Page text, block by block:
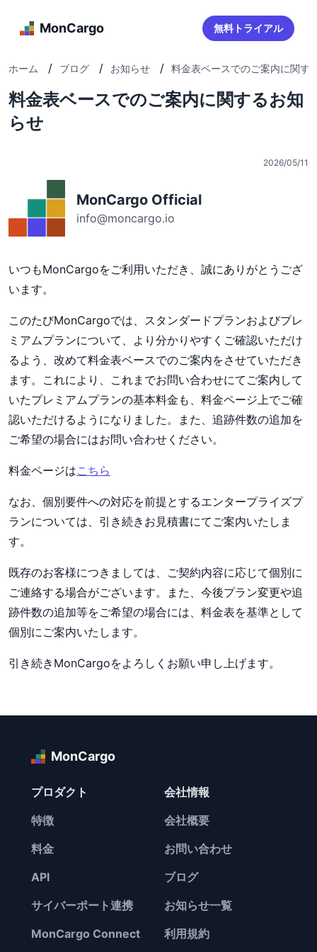
MonCargo 無料トライアル
ホーム / ブログ / お知らせ / 料金表ベースでのご案内に関す
料金表ベースでのご案内に関するお知
らせ
2026/05/11
MonCargo Official
info@moncargo.io
いつもMonCargoをご利用いただき、誠にありがとうござ
います。
このたびMonCargoでは、スタンダードプランおよびプレ
ミアムプランについて、より分かりやすくご確認いただけ
るよう、改めて料金表ベースでのご案内をさせていただき
ます。これにより、これまでお問い合わせにてご案内して
いたプレミアムプランの基本料金も、料金ページ上でご確
認いただけるようになりました。また、追跡件数の追加を
ご希望の場合にはお問い合わせください。
料金ページはこちら
なお、個別要件への対応を前提とするエンタープライズプ
ランについては、引き続きお見積書にてご案内いたしま
す。
既存のお客様につきましては、ご契約内容に応じて個別に
ご連絡する場合がございます。また、今後プラン変更や追
跡件数の追加等をご希望の場合には、料金表を基準として
個別にご案内いたします。
引き続きMonCargoをよろしくお願い申し上げます。
MonCargo
プロダクト
特徴
料金
API
サイバーポート連携
MonCargo Connect
会社情報
会社概要
お問い合わせ
ブログ
お知らせ一覧
利用規約